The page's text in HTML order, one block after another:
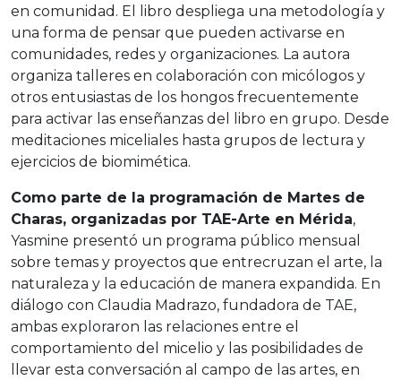
en comunidad. El libro despliega una metodología y
una forma de pensar que pueden activarse en
comunidades, redes y organizaciones. La autora
organiza talleres en colaboración con micólogos y
otros entusiastas de los hongos frecuentemente
para activar las enseñanzas del libro en grupo. Desde
meditaciones miceliales hasta grupos de lectura y
ejercicios de biomimética.
Como parte de la programación de Martes de
Charas, organizadas por TAE-Arte en Mérida,
Yasmine presentó un programa público mensual
sobre temas y proyectos que entrecruzan el arte, la
naturaleza y la educación de manera expandida. En
diálogo con Claudia Madrazo, fundadora de TAE,
ambas exploraron las relaciones entre el
comportamiento del micelio y las posibilidades de
llevar esta conversación al campo de las artes, en